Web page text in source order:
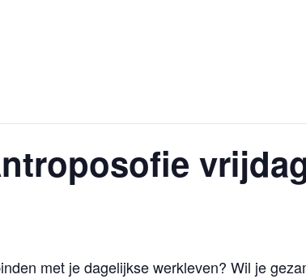
met je dagelijkse werkleven? Wil je